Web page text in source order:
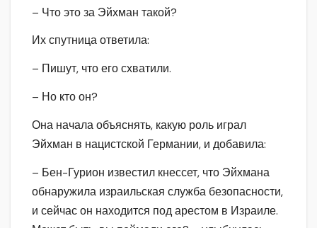
– Что это за Эйхман такой?
Их спутница ответила:
– Пишут, что его схватили.
– Но кто он?
Она начала объяснять, какую роль играл
Эйхман в нацистской Германии, и добавила:
– Бен-Гурион известил кнессет, что Эйхмана
обнаружила израильская служба безопасности,
и сейчас он находится под арестом в Израиле.